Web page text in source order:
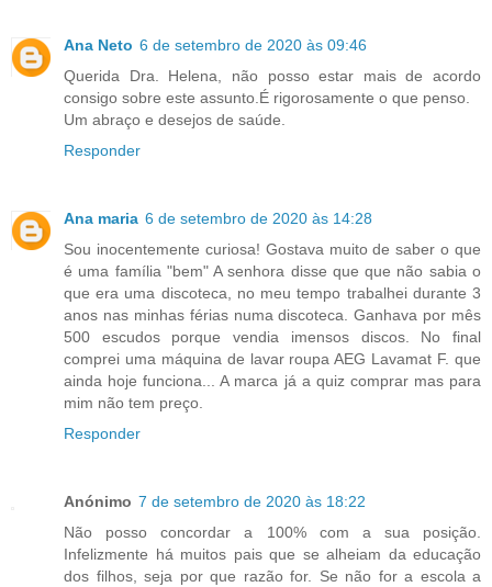
Ana Neto 6 de setembro de 2020 às 09:46
Querida Dra. Helena, não posso estar mais de acordo
consigo sobre este assunto.É rigorosamente o que penso.
Um abraço e desejos de saúde.
Responder
Ana maria 6 de setembro de 2020 às 14:28
Sou inocentemente curiosa! Gostava muito de saber o que
é uma família "bem" A senhora disse que que não sabia o
que era uma discoteca, no meu tempo trabalhei durante 3
anos nas minhas férias numa discoteca. Ganhava por mês
500 escudos porque vendia imensos discos. No final
comprei uma máquina de lavar roupa AEG Lavamat F. que
ainda hoje funciona... A marca já a quiz comprar mas para
mim não tem preço.
Responder
Anónimo 7 de setembro de 2020 às 18:22
Não posso concordar a 100% com a sua posição.
Infelizmente há muitos pais que se alheiam da educação
dos filhos, seja por que razão for. Se não for a escola a